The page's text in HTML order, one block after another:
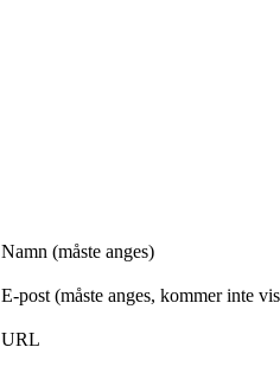
Namn (måste anges)
E-post (måste anges, kommer inte
URL